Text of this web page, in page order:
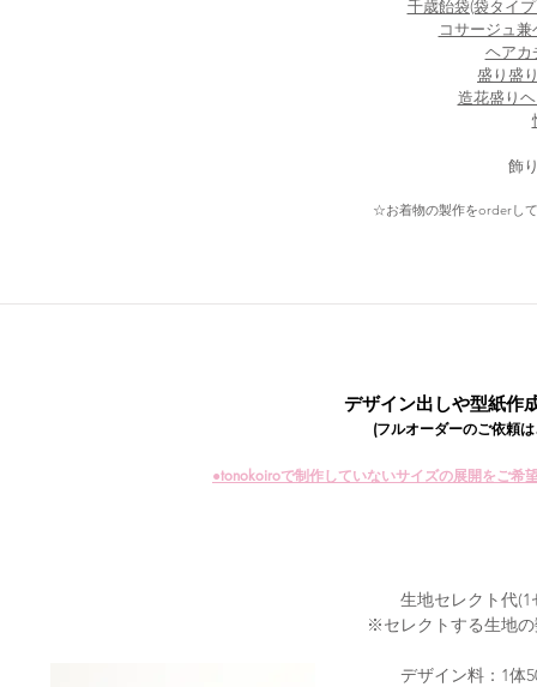
千歳飴袋(袋タイ
コサージュ
ヘアカ
盛り盛
造花盛り
飾
☆お着物の製作をorderし
デザイン出しや型紙作
(フルオーダーのご依頼
​●tonokoiroで制作していないサイズの展開をご希
生地セレクト代(1
※セレクトする生地
デザイン料：1体